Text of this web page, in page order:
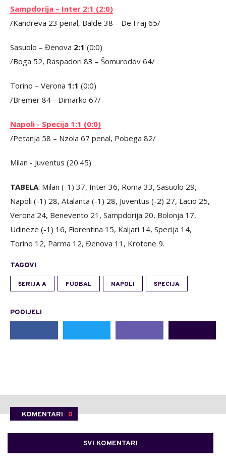
Sampdorija – Inter 2:1 (2:0)
/Kandreva 23 penal, Balde 38 – De Fraj 65/
Sasuolo – Đenova 2:1 (0:0)
/Boga 52, Raspadori 83 – Šomurodov 64/
Torino – Verona 1:1 (0:0)
/Bremer 84 - Dimarko 67/
Napoli - Specija 1:1 (0:0)
/Petanja 58 – Nzola 67 penal, Pobega 82/
Milan - Juventus (20.45)
TABELA: Milan (-1) 37, Inter 36, Roma 33, Sasuolo 29,
Napoli (-1) 28, Atalanta (-1) 28, Juventus (-2) 27, Lacio 25,
Verona 24, Benevento 21, Sampdorija 20, Bolonja 17,
Udineze (-1) 16, Fiorentina 15, Kaljari 14, Specija 14,
Torino 12, Parma 12, Đenova 11, Krotone 9.
TAGOVI
SERIJA A FUDBAL NAPOLI SPECIJA
PODIJELI
KOMENTARI 0
SVI KOMENTARI